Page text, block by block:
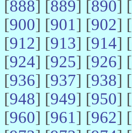
[888] [889] [890] [
[900] [901] [902] [
[912] [913] [914] [
[924] [925] [926] [
[936] [937] [938] [
[948] [949] [950] [
[960] [961] [962] [